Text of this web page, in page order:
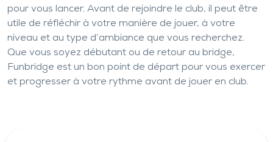
pour vous lancer. Avant de rejoindre le club, il peut être
utile de réfléchir à votre manière de jouer, à votre
niveau et au type d’ambiance que vous recherchez.
Que vous soyez débutant ou de retour au bridge,
Funbridge est un bon point de départ pour vous exercer
et progresser à votre rythme avant de jouer en club.